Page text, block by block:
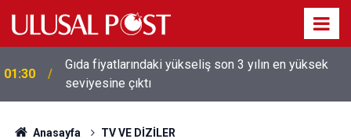
Gıda fiyatlarındaki yükseliş son 3 yılın en yüksek
seviyesine çıktı
01:26
Galatasaray'dan sekiz kişi hakkında savcılığa suç
duyurusu
Anasayfa TV VE DİZİLER